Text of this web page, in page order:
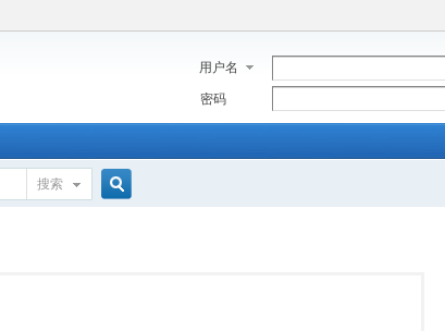
用户名
密码
搜索